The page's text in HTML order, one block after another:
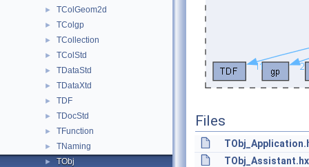
► TColGeom2d
► TColgp
► TCollection
► TColStd
► TDataStd
► TDataXtd
► TDF
► TDocStd
► TFunction
► TNaming
► TObj
Files